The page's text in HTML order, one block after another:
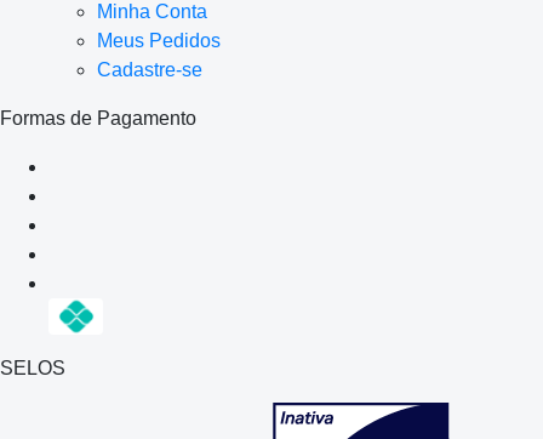
Minha Conta
Meus Pedidos
Cadastre-se
Formas de Pagamento
SELOS